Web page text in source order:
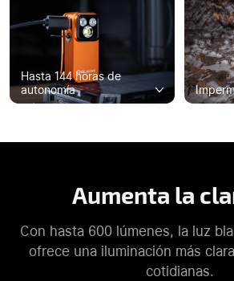
Hasta 144 horas de
autonomía
Aumenta la
Con hasta 600 lúmenes, la luz
ofrece una iluminación más
cotidianas.